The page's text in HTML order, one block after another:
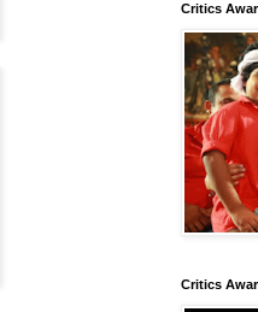
Critics
Critics